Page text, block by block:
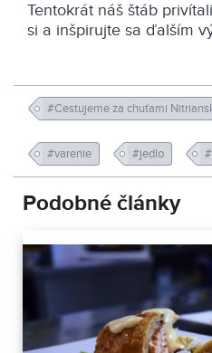
Tentokrát náš štáb
si a inšpirujte sa ďalším
#Cestujeme za chuťami
#varenie #jedlo
Podobné články